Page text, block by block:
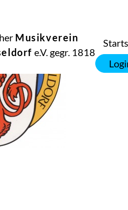
Musikverein
e.V. gegr. 1818